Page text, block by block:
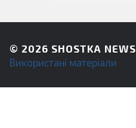
© 2026 SHOSTKA NEWS
Використані матеріали